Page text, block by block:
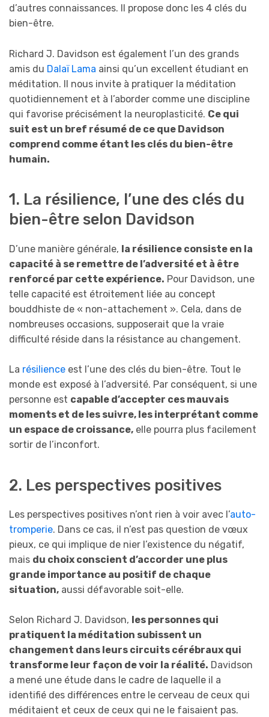
d’autres connaissances. Il propose donc les 4 clés du
bien-être.
Richard J. Davidson est également l’un des grands
amis du Dalaï Lama ainsi qu’un excellent étudiant en
méditation. Il nous invite à pratiquer la méditation
quotidiennement et à l’aborder comme une discipline
qui favorise précisément la neuroplasticité. Ce qui
suit est un bref résumé de ce que Davidson
comprend comme étant les clés du bien-être
humain.
1. La résilience, l’une des clés du
bien-être selon Davidson
D’une manière générale, la résilience consiste en la
capacité à se remettre de l’adversité et à être
renforcé par cette expérience. Pour Davidson, une
telle capacité est étroitement liée au concept
bouddhiste de « non-attachement ». Cela, dans de
nombreuses occasions, supposerait que la vraie
difficulté réside dans la résistance au changement.
La résilience est l’une des clés du bien-être. Tout le
monde est exposé à l’adversité. Par conséquent, si une
personne est capable d’accepter ces mauvais
moments et de les suivre, les interprétant comme
un espace de croissance, elle pourra plus facilement
sortir de l’inconfort.
2. Les perspectives positives
Les perspectives positives n’ont rien à voir avec l’auto-
tromperie. Dans ce cas, il n’est pas question de vœux
pieux, ce qui implique de nier l’existence du négatif,
mais du choix conscient d’accorder une plus
grande importance au positif de chaque
situation, aussi défavorable soit-elle.
Selon Richard J. Davidson, les personnes qui
pratiquent la méditation subissent un
changement dans leurs circuits cérébraux qui
transforme leur façon de voir la réalité. Davidson
a mené une étude dans le cadre de laquelle il a
identifié des différences entre le cerveau de ceux qui
méditaient et ceux de ceux qui ne le faisaient pas.